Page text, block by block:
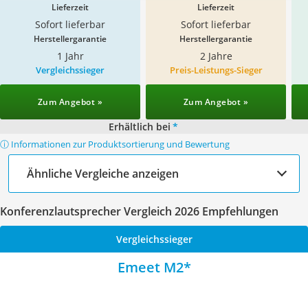
Lieferzeit
Sofort lieferbar
Lieferzeit
Sofort lieferbar
Herstellergarantie
1 Jahr
Herstellergarantie
2 Jahre
Vergleichssieger
Zum Angebot »
Preis-Leistungs-Sieger
Zum Angebot »
Erhältlich bei *
ⓘ Informationen zur Produktsortierung und Bewertung
Ähnliche Vergleiche anzeigen
Konferenzlautsprecher Vergleich 2026 Empfehlungen
Vergleichssieger
Emeet M2